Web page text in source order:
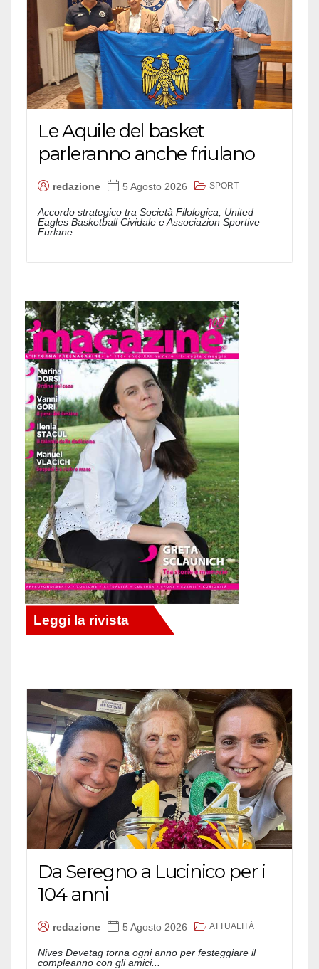
Le Aquile del basket
parleranno anche friulano
redazione 5 Agosto 2026 SPORT
Accordo strategico tra Società Filologica, United
Eagles Basketball Cividale e Associazion Sportive
Furlane...
Da Seregno a Lucinico per i
104 anni
redazione 5 Agosto 2026 ATTUALITÀ
Nives Devetag torna ogni anno per festeggiare il
compleanno con gli amici...